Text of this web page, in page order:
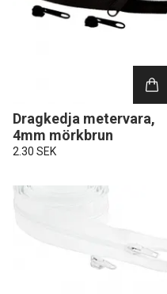
Dragkedja metervara,
4mm mörkbrun
2.30 SEK